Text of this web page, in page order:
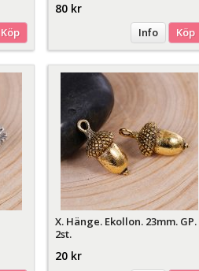
Köp
80 kr
Info Köp
X. Hänge. Ekollon. 23mm. GP.
2st.
20 kr